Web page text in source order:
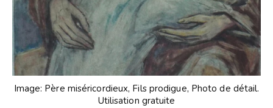
Image: Père miséricordieux, Fils prodigue, Photo de détail.
Utilisation gratuite